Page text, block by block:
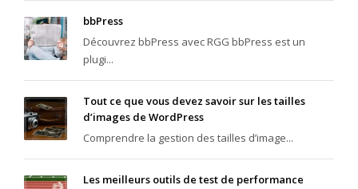
est très courant ici et que ce n’est pas pour rien que les Ticos sont
extrêmement patients.
famille. S’expatrier demande beaucoup de réflexion, du temps, des
efforts, de la patience, énormément de démarche et un minimum de
connaissance afin de ne pas vous faire rouler dans la farine et de
prendre les bonnes décisions.
bbPress
Découvrez bbPress avec RGG bbPress est un
plugi...
Tout ce que vous devez savoir sur les tailles
d’images de WordPress
Comprendre la gestion des tailles d’image...
Les meilleurs outils de test de performance